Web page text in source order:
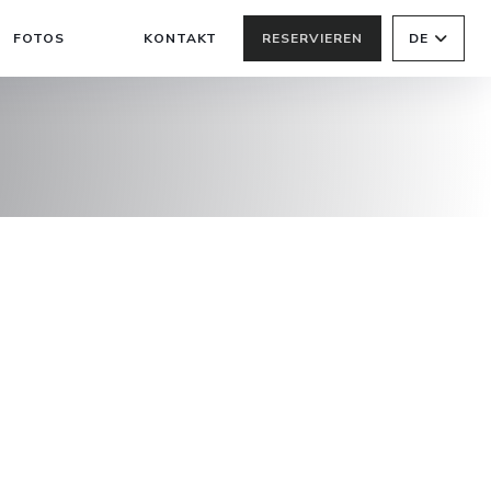
FOTOS KONTAKT RESERVIEREN DE